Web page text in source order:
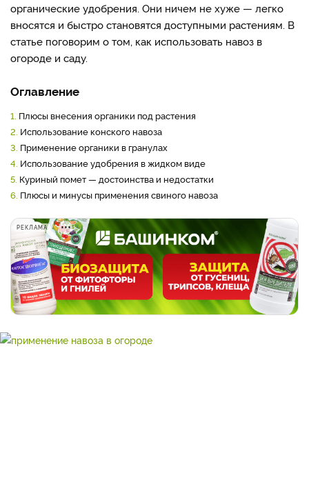
органические удобрения. Они ничем не хуже — легко
вносятся и быстро становятся доступными растениям. В
статье поговорим о том, как использовать навоз в
огороде и саду.
Оглавление
1. Плюсы внесения органики под растения
2. Использование конского навоза
3. Применение органики в гранулах
4. Использование удобрения в жидком виде
5. Куриный помет — достоинства и недостатки
6. Плюсы и минусы применения свиного навоза
РЕКЛАМА